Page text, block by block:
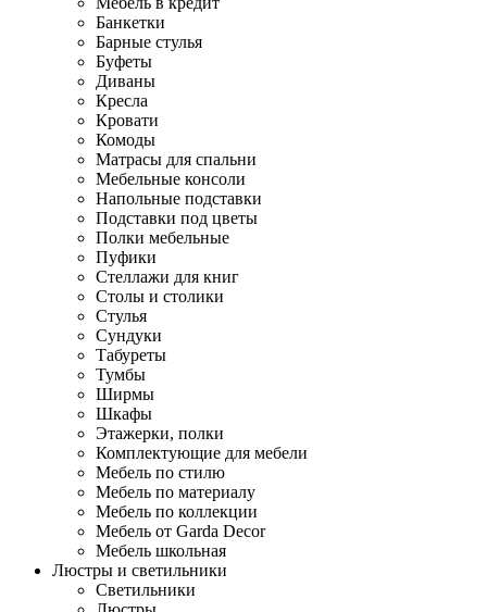
Банкетки
Барные стулья
Буфеты
Диваны
Кресла
Кровати
Комоды
Матрасы для спальни
Мебельные консоли
Напольные подставки
Подставки под цветы
Полки мебельные
Пуфики
Стеллажи для книг
Столы и столики
Стулья
Сундуки
Табуреты
Тумбы
Ширмы
Шкафы
Этажерки, полки
Комплектующие для мебели
Мебель по стилю
Мебель по материалу
Мебель по коллекции
Мебель от Garda Decor
Мебель школьная
Люстры и светильники
Светильники